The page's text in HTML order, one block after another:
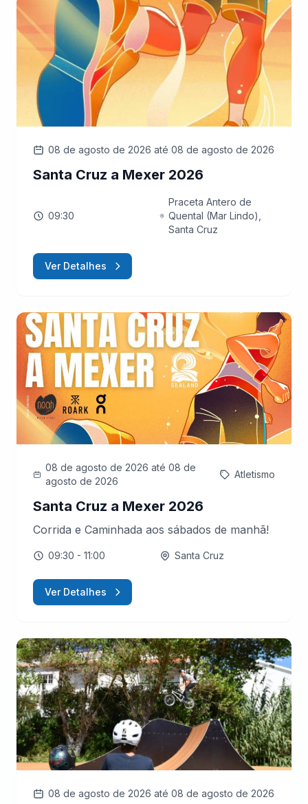
08 de agosto de 2026 até 08 de agosto de 2026
Santa Cruz a Mexer 2026
09:30
Praceta Antero de
Quental (Mar Lindo),
Santa Cruz
Ver Detalhes
08 de agosto de 2026 até 08 de
agosto de 2026
Atletismo
Santa Cruz a Mexer 2026
Corrida e Caminhada aos sábados de manhã!
09:30 - 11:00 Santa Cruz
Ver Detalhes
08 de agosto de 2026 até 08 de agosto de 2026